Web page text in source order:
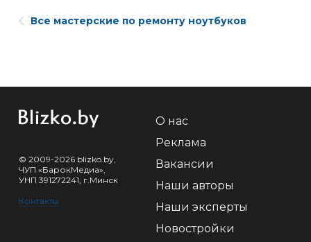
Все мастерские по ремонту ноутбуков
© 2009-2026 blizko.by,
ЧУП «БарокМедиа»,
УНП 391272241, г.Минск
Контакты
О нас
Реклама
Вакансии
Наши авторы
Наши эксперты
Новостройки